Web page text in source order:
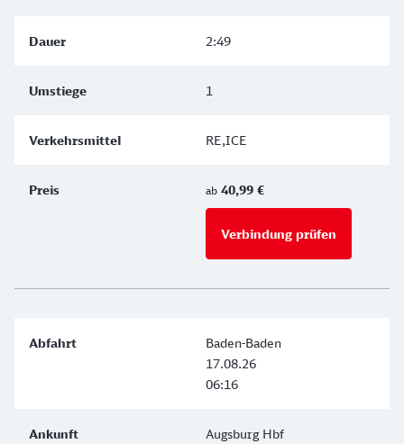
2:49
1
RE,ICE
ab 40,99 €
Verbindung prüfen
Baden-Baden
17.08.26
06:16
Augsburg Hbf